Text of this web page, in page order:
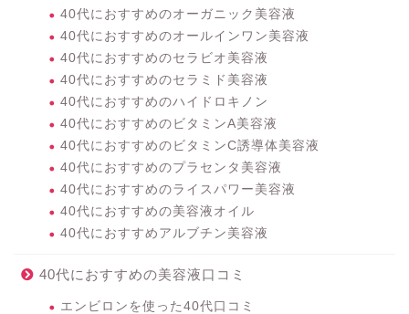
40代におすすめのオーガニック美容液
40代におすすめのオールインワン美容液
40代におすすめのセラビオ美容液
40代におすすめのセラミド美容液
40代におすすめのハイドロキノン
40代におすすめのビタミンA美容液
40代におすすめのビタミンC誘導体美容液
40代におすすめのプラセンタ美容液
40代におすすめのライスパワー美容液
40代におすすめの美容液オイル
40代におすすめアルブチン美容液
40代におすすめの美容液口コミ
エンビロンを使った40代口コミ